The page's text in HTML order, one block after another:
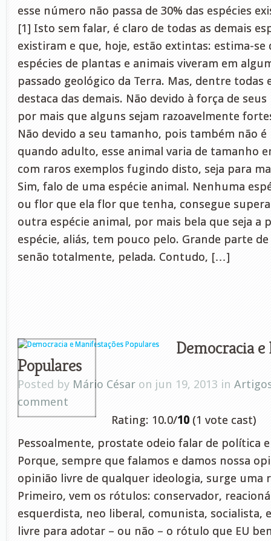
esse número não passa de 30% das espécies
[1] Isto sem falar, é claro de todas as demais
existiram e que, hoje, estão extintas: estima-se
espécies de plantas e animais viveram em
passado geológico da Terra. Mas, dentre todas
destaca das demais. Não devido à força de
por mais que alguns sejam razoavelmente
Não devido a seu tamanho, pois também não é
quando adulto, esse animal varia de tamanho
com raros exemplos fugindo disto, seja para
Sim, falo de uma espécie animal. Nenhuma
ou flor que ela flor que tenha, consegue
outra espécie animal, por mais bela que seja a
espécie, aliás, tem pouco pelo. Grande parte
senão totalmente, pelada. Contudo, […]
Democracia
Populares
Posted by Mário César on jun 19, 2013 in
comment
Rating: 10.0/10 (1 vote cast)
Pessoalmente, prostate odeio falar de política
Porque, sempre que falamos e damos nossa
opinião livre de qualquer ideologia, surge uma
Primeiro, vem os rótulos: conservador,
esquerdista, neo liberal, comunista, socialista,
livre para adotar – ou não – o rótulo que EU